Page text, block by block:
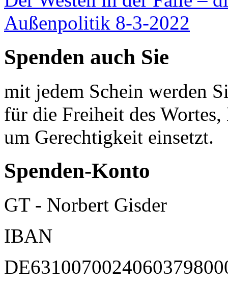
Außenpolitik 8-3-2022
Spenden auch Sie
mit jedem Schein werden
für die Freiheit des
um Gerechtigkeit einsetzt.
Spenden-Konto
GT - Norbert Gisder
IBAN